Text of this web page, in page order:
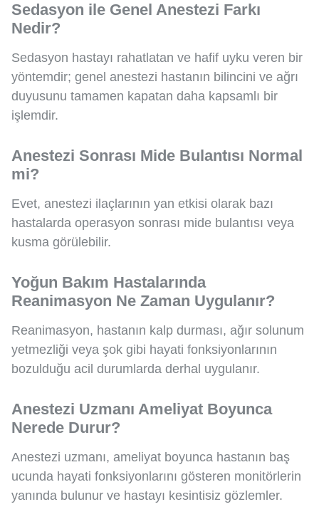
Sedasyon ile Genel Anestezi Farkı
Nedir?
Sedasyon hastayı rahatlatan ve hafif uyku veren bir
yöntemdir; genel anestezi hastanın bilincini ve ağrı
duyusunu tamamen kapatan daha kapsamlı bir
işlemdir.
Anestezi Sonrası Mide Bulantısı Normal
mi?
Evet, anestezi ilaçlarının yan etkisi olarak bazı
hastalarda operasyon sonrası mide bulantısı veya
kusma görülebilir.
Yoğun Bakım Hastalarında
Reanimasyon Ne Zaman Uygulanır?
Reanimasyon, hastanın kalp durması, ağır solunum
yetmezliği veya şok gibi hayati fonksiyonlarının
bozulduğu acil durumlarda derhal uygulanır.
Anestezi Uzmanı Ameliyat Boyunca
Nerede Durur?
Anestezi uzmanı, ameliyat boyunca hastanın baş
ucunda hayati fonksiyonlarını gösteren monitörlerin
yanında bulunur ve hastayı kesintisiz gözlemler.